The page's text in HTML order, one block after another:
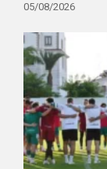
05/08/2026